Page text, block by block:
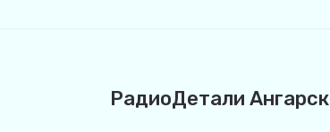
РадиоДетали Ангарск